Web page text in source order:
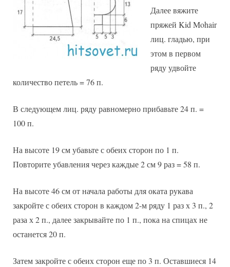
Далее вяжите
пряжей Kid Mohair
лиц. гладью, при
этом в первом
ряду удвойте
количество петель = 76 п.
В следующем лиц. ряду равномерно прибавьте 24 п. =
100 п.
На высоте 19 см убавьте с обеих сторон по 1 п.
Повторите убавления через каждые 2 см 9 раз = 58 п.
На высоте 46 см от начала работы для оката рукава
закройте с обеих сторон в каждом 2-м ряду 1 раз х 3 п., 2
раза х 2 п., далее закрывайте по 1 п., пока на спицах не
останется 20 п.
Затем закройте с обеих сторон еще по 3 п. Оставшиеся 14